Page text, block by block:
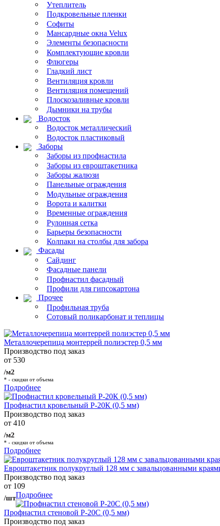
Утеплитель
Подкровельные пленки
Софиты
Мансардные окна Velux
Элементы безопасности
Комплектующие кровли
Флюгеры
Гладкий лист
Вентиляция кровли
Вентиляция помещений
Плоскозаливные кровли
Дымники на трубы
Водосток
Водосток металлический
Водосток пластиковый
Заборы
Заборы из профнастила
Заборы из евроштакетника
Заборы жалюзи
Панельные ограждения
Модульные ограждения
Ворота и калитки
Временные ограждения
Рулонная сетка
Барьеры безопасности
Колпаки на столбы для забора
Фасады
Сайдинг
Фасадные панели
Профнастил фасадный
Профили для гипсокартона
Прочее
Профильная труба
Сотовый поликарбонат и теплицы
Металлочерепица монтеррей полиэстер 0,5 мм
Производство под заказ
от 530
/м2
* - скидки от объема
Подробнее
Профнастил кровельный Р-20К (0,5 мм)
Производство под заказ
от 410
/м2
* - скидки от объема
Подробнее
Евроштакетник полукруглый 128 мм с завальцованными
Производство под заказ
от 109
/штПодробнее
Профнастил стеновой Р-20С (0,5 мм)
Производство под заказ